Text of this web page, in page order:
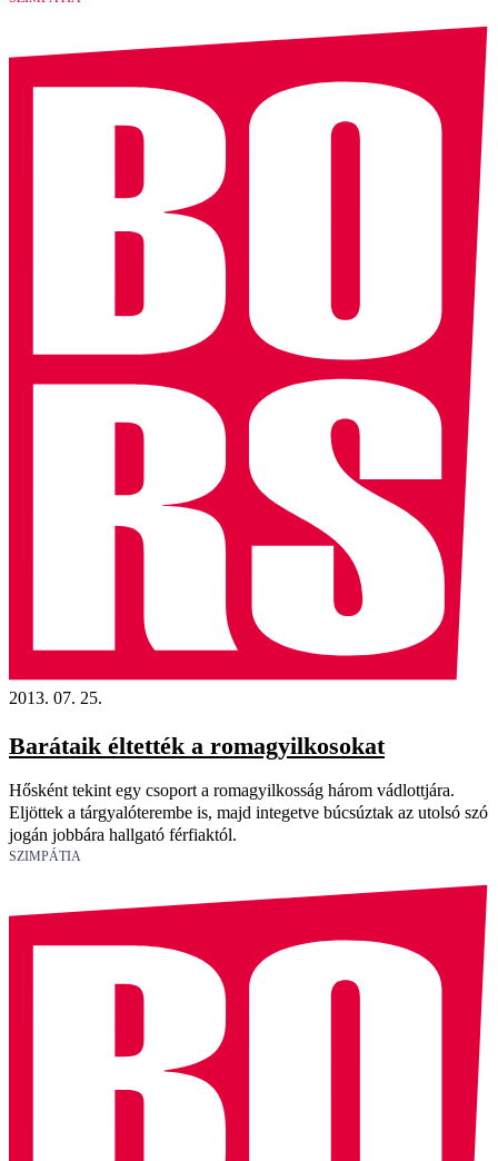
2013. 07. 25.
Barátaik éltették a romagyilkosokat
Hősként tekint egy csoport a romagyilkosság három vádlottjára.
Eljöttek a tárgyalóterembe is, majd integetve búcsúztak az utolsó szó
jogán jobbára hallgató férfiaktól.
SZIMPÁTIA